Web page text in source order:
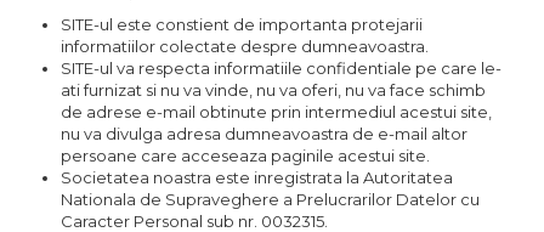
SITE-ul este constient de importanta protejarii
informatiilor colectate despre dumneavoastra.
SITE-ul va respecta informatiile confidentiale pe care le-
ati furnizat si nu va vinde, nu va oferi, nu va face schimb
de adrese e-mail obtinute prin intermediul acestui site,
nu va divulga adresa dumneavoastra de e-mail altor
persoane care acceseaza paginile acestui site.
Societatea noastra este inregistrata la Autoritatea
Nationala de Supraveghere a Prelucrarilor Datelor cu
Caracter Personal sub nr. 0032315.